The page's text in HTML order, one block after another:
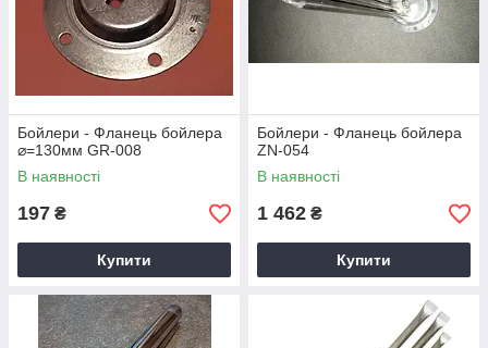
Бойлери - Фланець бойлера
⌀=130мм GR-008
В наявності
197 ₴
Купити
Бойлери - Фланець бойлера
ZN-054
В наявності
1 462 ₴
Купити